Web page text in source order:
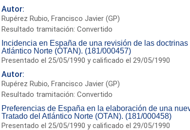
Autor:
Rupérez Rubio, Francisco Javier (GP)
Resultado tramitación: Convertido
Incidencia en España de una revisión de las
Atlántico Norte (OTAN). (181/000457)
Presentado el 25/05/1990 y calificado el 29/05/1990
Autor:
Rupérez Rubio, Francisco Javier (GP)
Resultado tramitación: Convertido
Preferencias de España en la elaboración de una
Tratado del Atlántico Norte (OTAN). (181/000458)
Presentado el 25/05/1990 y calificado el 29/05/1990